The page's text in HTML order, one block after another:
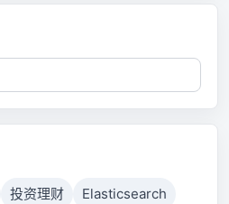
投资理财
Elasticsearch